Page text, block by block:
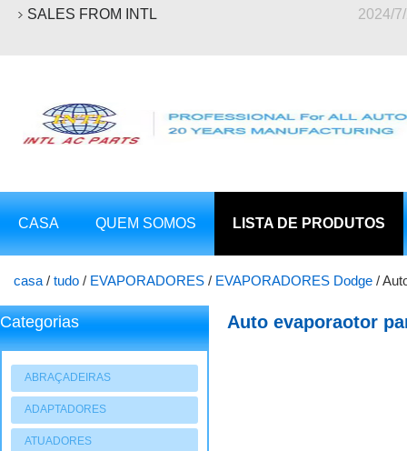
SALES FROM INTL 2024/
CASA QUEM SOMOS LISTA DE PRODUTOS
casa / tudo / EVAPORADORES / EVAPORADORES Dodge /
Categorias
ABRAÇADEIRAS
ADAPTADORES
ATUADORES
Auto evaporaotor